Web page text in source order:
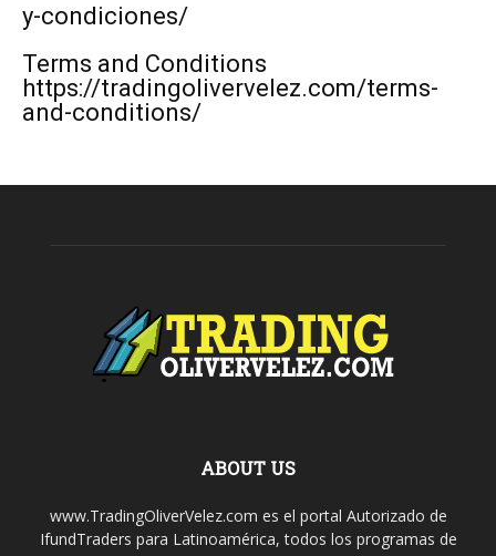
y-condiciones/
Terms and Conditions
https://tradingolivervelez.com/terms-
and-conditions/
ABOUT US
www.TradingOliverVelez.com es el portal Autorizado de
IfundTraders para Latinoamérica, todos los programas de